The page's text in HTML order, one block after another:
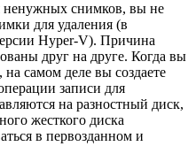
ненужных снимков, вы не
для удаления (в
Hyper-V). Причина
друг на друге. Когда вы
самом деле вы создаете
записи для
на разностный диск,
жесткого диска
в первозданном и